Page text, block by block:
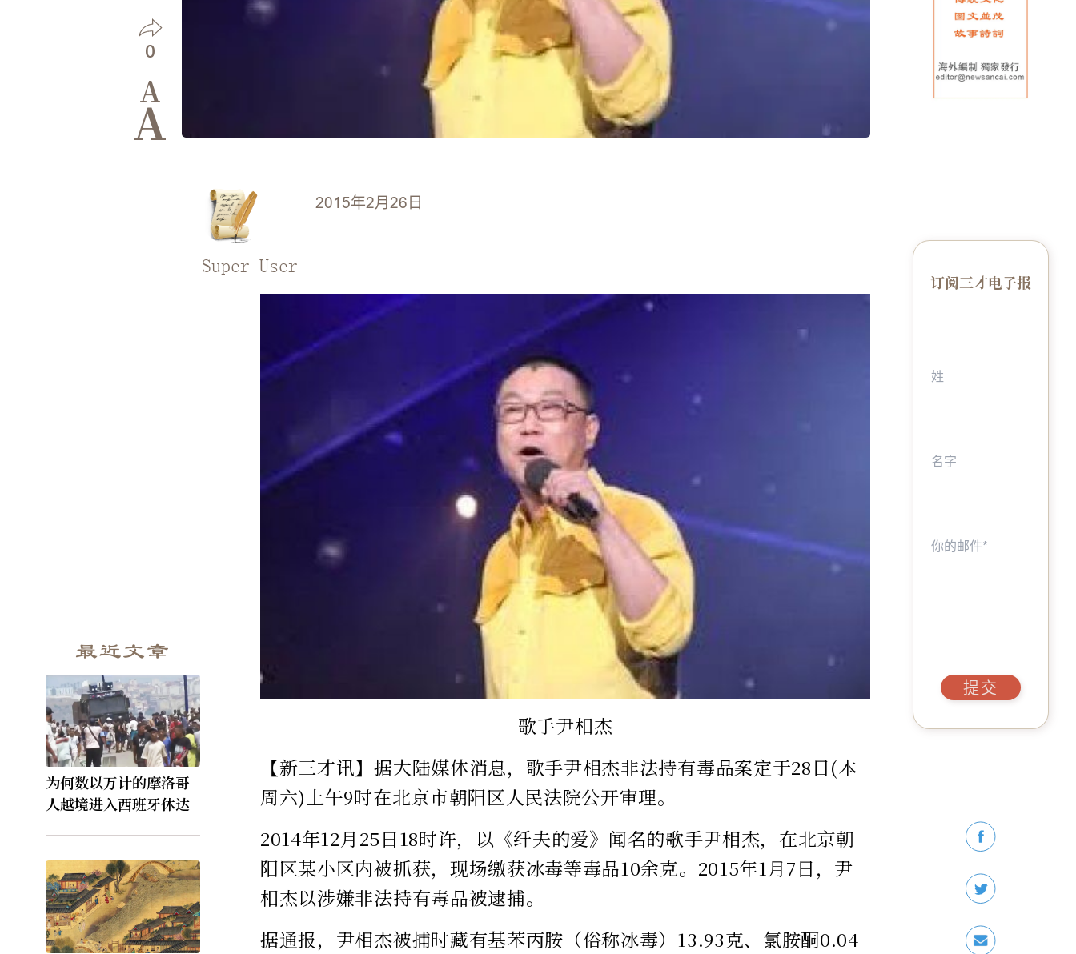
0
A
A
最近文章
为何数以万计的摩洛哥
人越境进入西班牙休达
2015年2月26日
Super User
歌手尹相杰
【新三才讯】据大陆媒体消息，歌手尹相杰非法持有毒品案定于28日(本
周六)上午9时在北京市朝阳区人民法院公开审理。
2014年12月25日18时许，以《纤夫的爱》闻名的歌手尹相杰，在北京朝
阳区某小区内被抓获，现场缴获冰毒等毒品10余克。2015年1月7日，尹
相杰以涉嫌非法持有毒品被逮捕。
据通报，尹相杰被捕时藏有基苯丙胺（俗称冰毒）13.93克、氯胺酮0.04
订阅三才电子报
提交